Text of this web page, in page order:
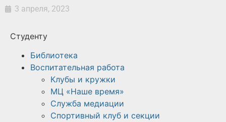
3 апреля, 2023
Студенту
Библиотека
Воспитательная работа
Клубы и кружки
МЦ «Наше время»
Служба медиации
Спортивный клуб и секции